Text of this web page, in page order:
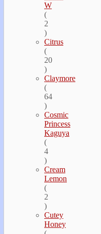
W
(
2
)
Citrus
(
20
)
Claymore
(
64
)
Cosmic
Princess
Kaguya
(
4
)
Cream
Lemon
(
2
)
Cutey
Honey